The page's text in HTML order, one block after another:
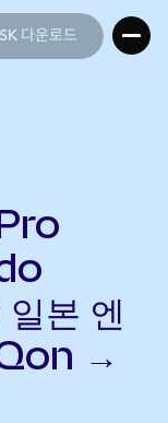
다운로드
본 엔
→